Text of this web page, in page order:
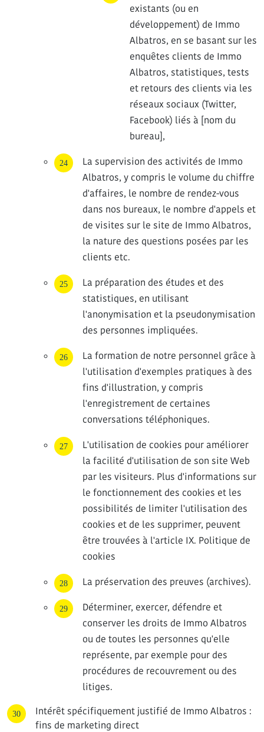
existants (ou en
développement) de Immo
Albatros, en se basant sur les
enquêtes clients de Immo
Albatros, statistiques, tests
et retours des clients via les
réseaux sociaux (Twitter,
Facebook) liés à [nom du
bureau],
La supervision des activités de Immo
Albatros, y compris le volume du chiffre
d'affaires, le nombre de rendez-vous
dans nos bureaux, le nombre d'appels et
de visites sur le site de Immo Albatros,
la nature des questions posées par les
clients etc.
La préparation des études et des
statistiques, en utilisant
l'anonymisation et la pseudonymisation
des personnes impliquées.
La formation de notre personnel grâce à
l'utilisation d'exemples pratiques à des
fins d'illustration, y compris
l'enregistrement de certaines
conversations téléphoniques.
L'utilisation de cookies pour améliorer
la facilité d'utilisation de son site Web
par les visiteurs. Plus d'informations sur
le fonctionnement des cookies et les
possibilités de limiter l'utilisation des
cookies et de les supprimer, peuvent
être trouvées à l'article IX. Politique de
cookies
La préservation des preuves (archives).
Déterminer, exercer, défendre et
conserver les droits de Immo Albatros
ou de toutes les personnes qu'elle
représente, par exemple pour des
procédures de recouvrement ou des
litiges.
Intérêt spécifiquement justifié de Immo Albatros :
fins de marketing direct